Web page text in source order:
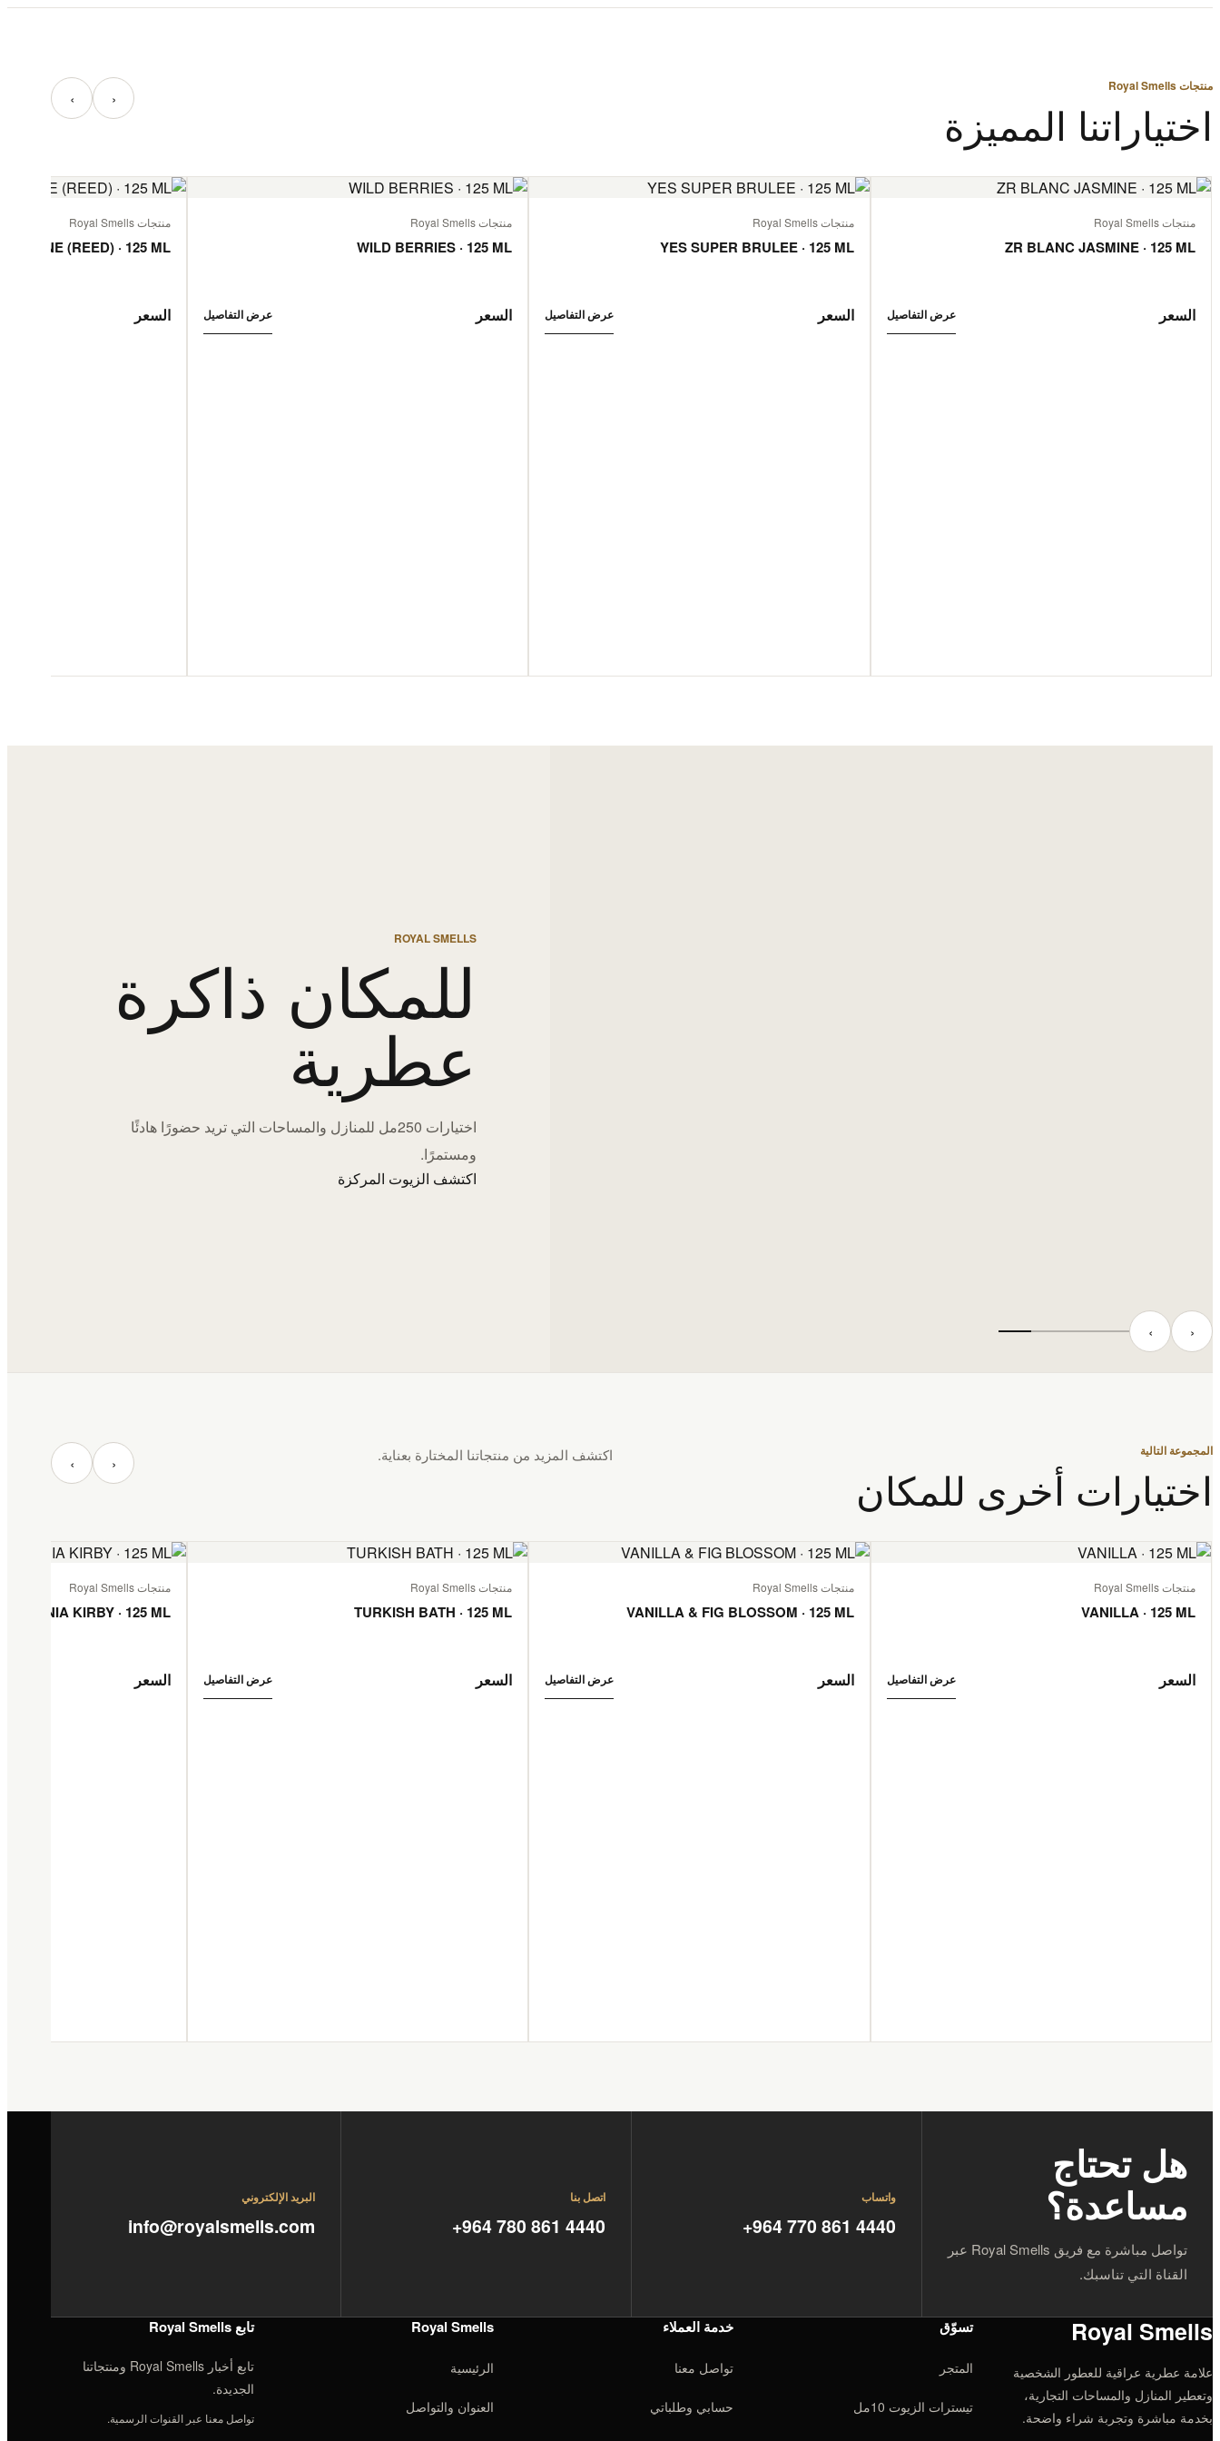
منتجات Royal Smells
اختياراتنا المميزة ‹ ›
منتجات Royal Smells
ZR BLANC JASMINE · 125 ML
السعر عرض التفاصيل
منتجات Royal Smells
YES SUPER BRULEE · 125 ML
السعر عرض التفاصيل
منتجات Royal Smells
WILD BERRIES · 125 ML
السعر عرض التفاصيل
منتجات Royal Smells
(REED) · 125 ML
السعر
ROYAL SMELLS
للمكان ذاكرة
عطرية
اختيارات 250مل للمنازل والمساحات التي تريد حضورًا هادئًا
ومستمرًا.
اكتشف الزيوت المركزة
‹ ›
المجموعة التالية
اختيارات أخرى للمكان
اكتشف المزيد من منتجاتنا المختارة بعناية. ‹ ›
منتجات Royal Smells
VANILLA · 125 ML
السعر عرض التفاصيل
منتجات Royal Smells
VANILLA & FIG BLOSSOM · 125 ML
السعر عرض التفاصيل
منتجات Royal Smells
TURKISH BATH · 125 ML
السعر عرض التفاصيل
منتجات Royal Smells
TANZANIA KIRBY · 125 ML
السعر
هل تحتاج
مساعدة؟
تواصل مباشرة مع فريق Royal Smells عبر
القناة التي تناسبك.
واتساب
+964 770 861 4440
اتصل بنا
+964 780 861 4440
البريد الإلكتروني
info@royalsmells.com
Royal Smells
علامة عطرية عراقية للعطور الشخصية
وتعطير المنازل والمساحات التجارية،
بخدمة مباشرة وتجربة شراء واضحة.
تسوّق
المتجر
تيسترات الزيوت 10مل
خدمة العملاء
تواصل معنا
حسابي وطلباتي
Royal Smells
الرئيسية
العنوان والتواصل
تابع Royal Smells
تابع أخبار Royal Smells ومنتجاتنا
الجديدة.
تواصل معنا عبر القنوات الرسمية.